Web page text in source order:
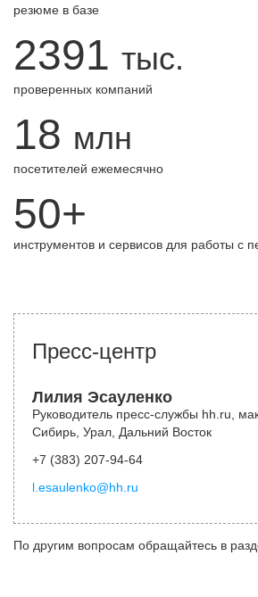
резюме в базе
2391 тыс.
проверенных компаний
18 млн
посетителей ежемесячно
50+
инструментов и сервисов для работы с
Пресс-центр
Лилия Эсауленко
Руководитель пресс-службы hh.ru,
Сибирь, Урал, Дальний Восток
+7 (383) 207-94-64
l.esaulenko@hh.ru
По другим вопросам обращайтесь в